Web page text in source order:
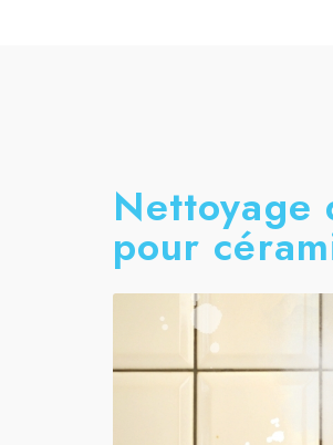
Nettoyage
pour